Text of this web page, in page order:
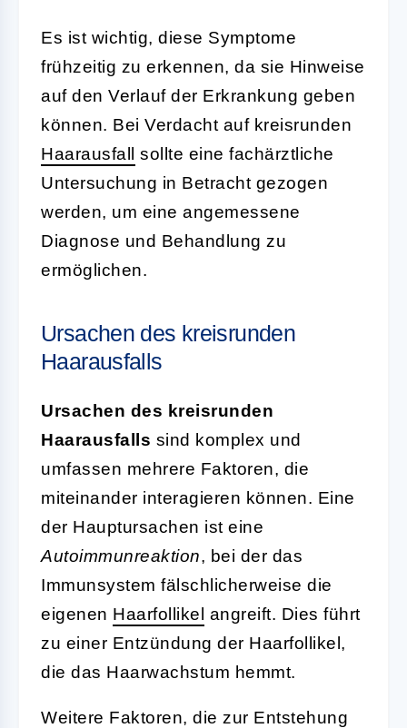
Es ist wichtig, diese Symptome
frühzeitig zu erkennen, da sie Hinweise
auf den Verlauf der Erkrankung geben
können. Bei Verdacht auf kreisrunden
Haarausfall sollte eine fachärztliche
Untersuchung in Betracht gezogen
werden, um eine angemessene
Diagnose und Behandlung zu
ermöglichen.
Ursachen des kreisrunden
Haarausfalls
Ursachen des kreisrunden
Haarausfalls sind komplex und
umfassen mehrere Faktoren, die
miteinander interagieren können. Eine
der Hauptursachen ist eine
Autoimmunreaktion, bei der das
Immunsystem fälschlicherweise die
eigenen Haarfollikel angreift. Dies führt
zu einer Entzündung der Haarfollikel,
die das Haarwachstum hemmt.
Weitere Faktoren, die zur Entstehung